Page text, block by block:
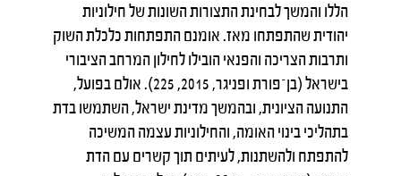
הללו והמשך לבחינת התצורות השונות של חילוניות
יהודית שהתפתחו מאז. אומנם התפתחות כלכלת השוק
ותרבות הצריכה והפנאי הובילו לחילון המרחב הציבורי
בישראל (בן־פורת ופניגר, 2015, 225). אולם בפועל,
התנועה הציונית, ובהמשך מדינת ישראל, השתמשו בדת
בתהליכי בינוי האומה, והחילוניות עצמה המשיכה
להתפתח ולהשתנות, לעיתים תוך קשרים עם הדת